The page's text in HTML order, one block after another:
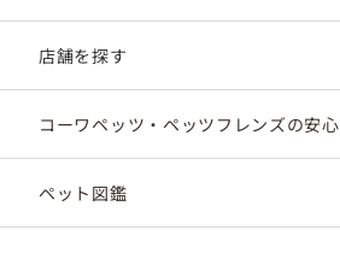
店舗を探す
コーワペッツ・ペッツフレンズの安心
ペット図鑑